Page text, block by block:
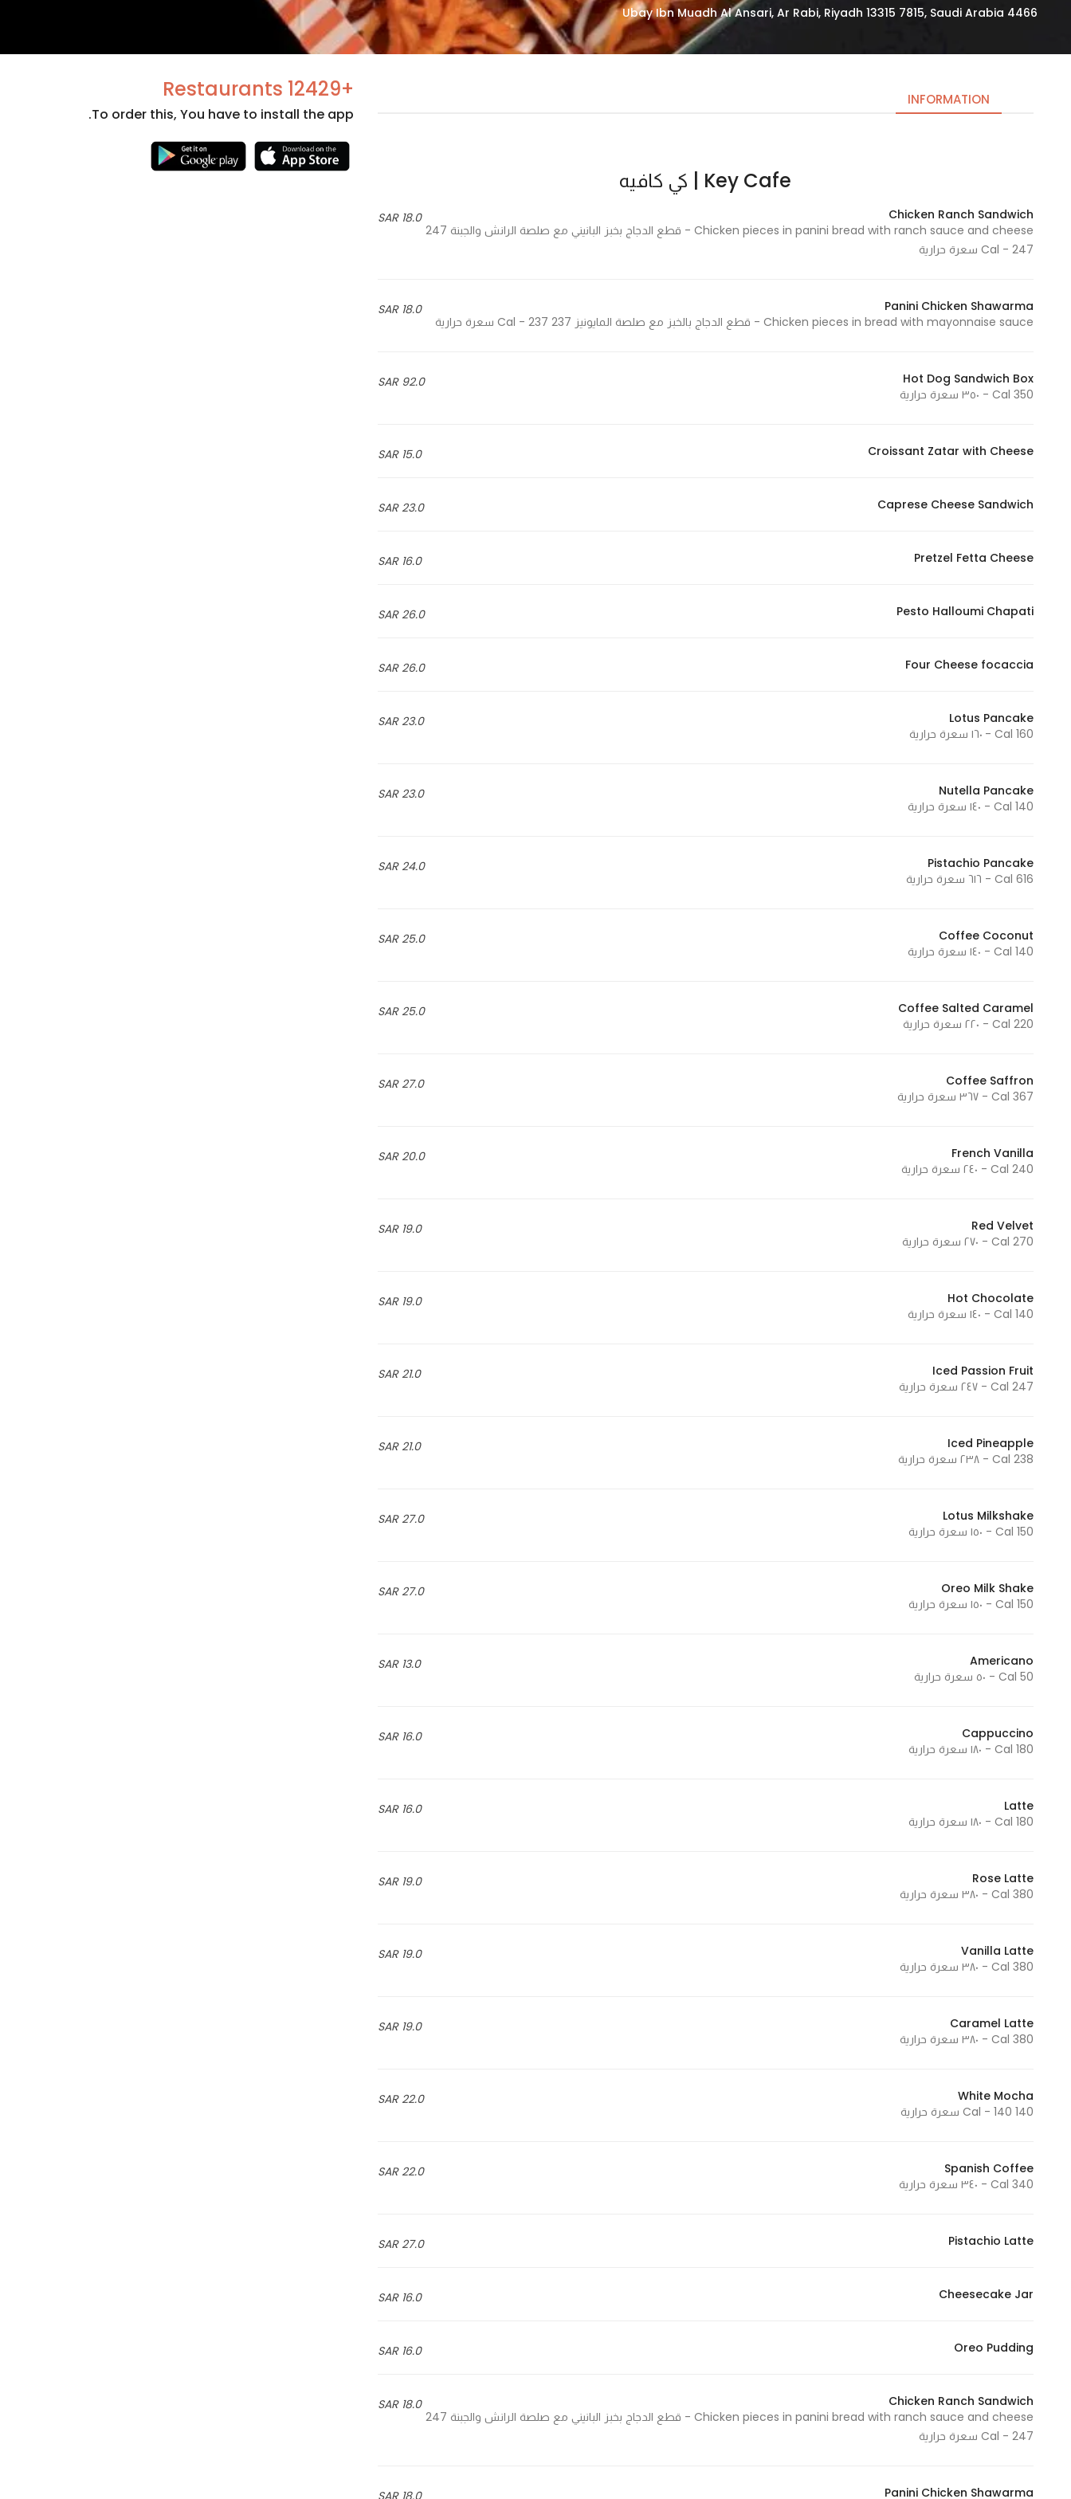
4466 Ubay Ibn Muadh Al Ansari, Ar Rabi, Riyadh 13315 7815, Saudi Arabia
INFORMATION
Key Cafe | كي كافيه
18.0 SAR
Chicken Ranch Sandwich
Chicken pieces in panini bread with ranch sauce and cheese - قطع الدجاج بخبز البانيني مع صلصة الرانش والجبنة 247
Cal - 247 سعرة حرارية
18.0 SAR
Panini Chicken Shawarma
Chicken pieces in bread with mayonnaise sauce - قطع الدجاج بالخبز مع صلصة المايونيز 237 Cal - 237 سعرة حرارية
92.0 SAR
Hot Dog Sandwich Box
350 Cal - ٣٥٠ سعرة حرارية
15.0 SAR Croissant Zatar with Cheese
23.0 SAR Caprese Cheese Sandwich
16.0 SAR Pretzel Fetta Cheese
26.0 SAR Pesto Halloumi Chapati
26.0 SAR Four Cheese focaccia
23.0 SAR
Lotus Pancake
160 Cal - ١٦٠ سعرة حرارية
23.0 SAR
Nutella Pancake
140 Cal - ١٤٠ سعرة حرارية
24.0 SAR
Pistachio Pancake
616 Cal - ٦١٦ سعرة حرارية
25.0 SAR
Coffee Coconut
140 Cal - ١٤٠ سعرة حرارية
25.0 SAR
Coffee Salted Caramel
220 Cal - ٢٢٠ سعرة حرارية
27.0 SAR
Coffee Saffron
367 Cal - ٣٦٧ سعرة حرارية
20.0 SAR
French Vanilla
240 Cal - ٢٤٠ سعرة حرارية
19.0 SAR
Red Velvet
270 Cal - ٢٧٠ سعرة حرارية
19.0 SAR
Hot Chocolate
140 Cal - ١٤٠ سعرة حرارية
21.0 SAR
Iced Passion Fruit
247 Cal - ٢٤٧ سعرة حرارية
21.0 SAR
Iced Pineapple
238 Cal - ٢٣٨ سعرة حرارية
27.0 SAR
Lotus Milkshake
150 Cal - ١٥٠ سعرة حرارية
27.0 SAR
Oreo Milk Shake
150 Cal - ١٥٠ سعرة حرارية
13.0 SAR
Americano
50 Cal - ٥٠ سعرة حرارية
16.0 SAR
Cappuccino
180 Cal - ١٨٠ سعرة حرارية
16.0 SAR
Latte
180 Cal - ١٨٠ سعرة حرارية
19.0 SAR
Rose Latte
380 Cal - ٣٨٠ سعرة حرارية
19.0 SAR
Vanilla Latte
380 Cal - ٣٨٠ سعرة حرارية
19.0 SAR
Caramel Latte
380 Cal - ٣٨٠ سعرة حرارية
22.0 SAR
White Mocha
140 Cal - 140 سعرة حرارية
22.0 SAR
Spanish Coffee
340 Cal - ٣٤٠ سعرة حرارية
27.0 SAR Pistachio Latte
16.0 SAR Cheesecake Jar
16.0 SAR Oreo Pudding
18.0 SAR
Chicken Ranch Sandwich
Chicken pieces in panini bread with ranch sauce and cheese - قطع الدجاج بخبز البانيني مع صلصة الرانش والجبنة 247
Cal - 247 سعرة حرارية
18.0 SAR Panini Chicken Shawarma
+12429 Restaurants
To order this, You have to install the app.
cookies
are not
optional.
us to
website's
and
how the
Experience
In order for
as well as
possible
refuse
some
functionality
from the
website.
Marketing
interests and
behavior as
increase the
chance of
content and